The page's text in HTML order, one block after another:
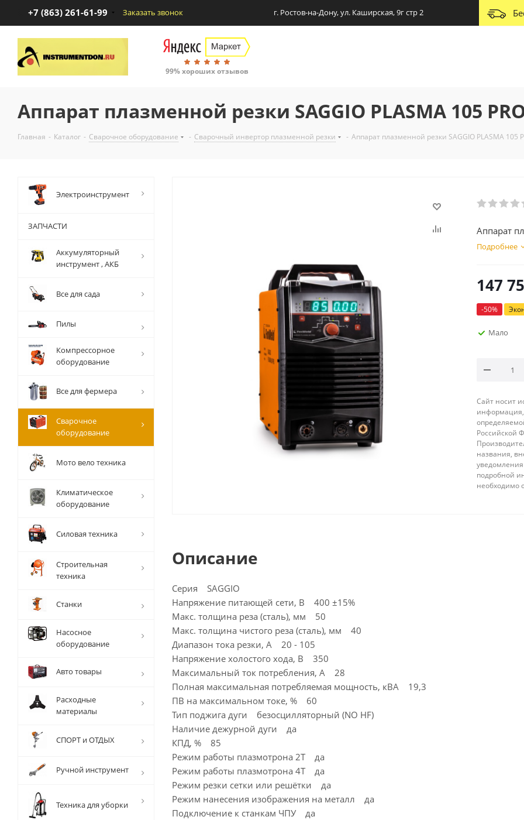
+7 (863) 261-61-99 Заказать звонок г. Ростов-на-Дону, ул. Каширская, 9г стр 2
99% хороших отзывов
Аппарат плазменной резки SAGGIO PLASMA 105
Главная - Каталог - Сварочное оборудование - Сварочный инвертор плазменной резки - Аппарат плазменной резки SAGGIO PLASMA 105
Аппарат
Подробнее
147
-50%
Мало
Сайт носит
информация,
Российской
названия,
подробной
необходимо
Описание
Серия SAGGIO
Напряжение питающей сети, В 400 ±15%
Макс. толщина реза (сталь), мм 50
Макс. толщина чистого реза (сталь), мм 40
Диапазон тока резки, А 20 - 105
Напряжение холостого хода, В 350
Максимальный ток потребления, А 28
Полная максимальная потребляемая мощность, кВА 19,3
ПВ на максимальном токе, % 60
Тип поджига дуги безосцилляторный (NO HF)
Наличие дежурной дуги да
КПД, % 85
Режим работы плазмотрона 2T да
Режим работы плазмотрона 4T да
Режим резки сетки или решётки да
Режим нанесения изображения на металл да
Подключение к станкам ЧПУ да
Электроинструмент
ЗАПЧАСТИ
Аккумуляторный
инструмент , АКБ
Все для сада
Пилы
Компрессорное
оборудование
Все для фермера
Сварочное
оборудование
Мото вело техника
Климатическое
оборудование
Силовая техника
Строительная
техника
Станки
Насосное
оборудование
Авто товары
Расходные
материалы
СПОРТ и ОТДЫХ
Ручной инструмент
Техника для уборки